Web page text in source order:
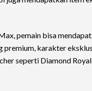
pemain bisa
premium, karakter
seperti Diamond